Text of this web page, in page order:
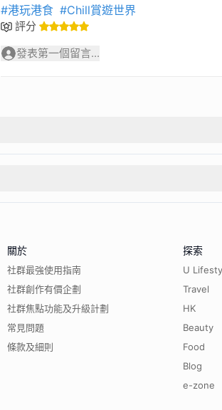
#港玩港食 #Chill賞遊世界
評分
發表第一個留言...
關於
社群最強使用指南
社群創作有價企劃
社群焦點功能及升級計劃
常見問題
條款及細則
探索
U
Travel
HK
Beauty
Food
Blog
e-zone